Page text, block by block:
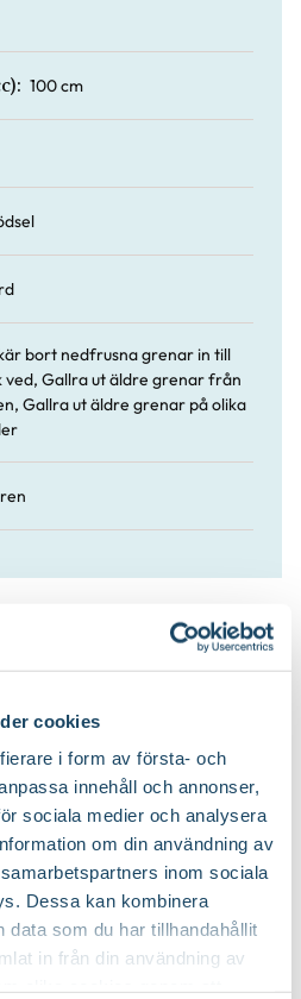
cookies
i form av första- och
innehåll och annonser,
sociala medier och analysera
om din användning av
inom sociala
Dessa kan kombinera
data som du har tillhandahållit
in från din användning av
100 cm
bort nedfrusna grenar in till
ved, Gallra ut äldre grenar från
Gallra ut äldre grenar på olika
resultat
Binab t Nyttosvamp
199:-
Välj butik